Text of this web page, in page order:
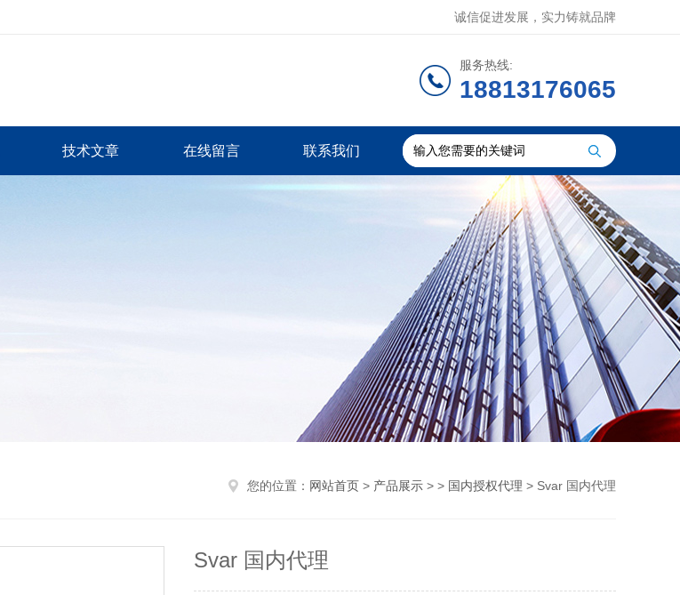
诚信促进发展，实力铸就品牌
服务热线:
18813176065
技术文章 在线留言 联系我们
您的位置： 网站首页 > 产品展示 > > 国内授权代理 > Svar 国内代理
Svar 国内代理